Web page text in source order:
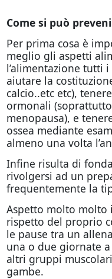
Come si può
Per prima cosa è
meglio gli aspetti
l’alimentazione tutti
aiutare la
calcio..etc etc),
ormonali
menopausa), e
ossea mediante
almeno una volta
Infine risulta di
rivolgersi ad un
frequentemente la
Aspetto molto molto
rispetto del proprio
le pause tra un
una o due giornate
altri gruppi
gambe.